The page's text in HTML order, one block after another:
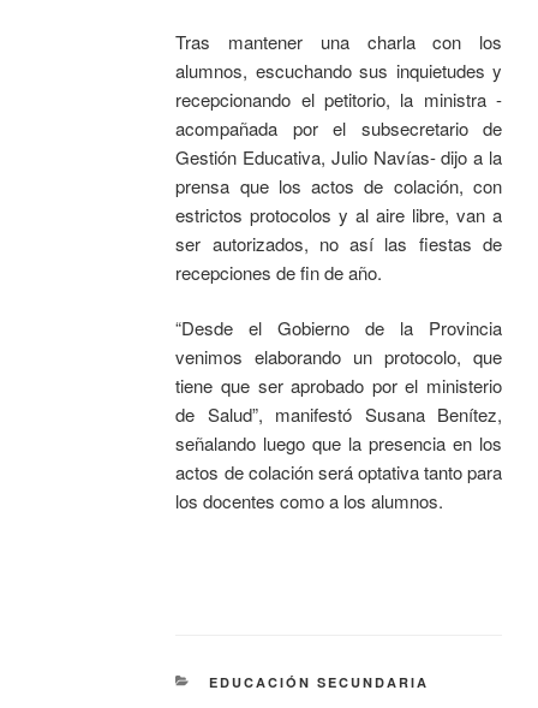
Tras mantener una charla con los
alumnos, escuchando sus inquietudes y
recepcionando el petitorio, la ministra -
acompañada por el subsecretario de
Gestión Educativa, Julio Navías- dijo a la
prensa que los actos de colación, con
estrictos protocolos y al aire libre, van a
ser autorizados, no así las fiestas de
recepciones de fin de año.
“Desde el Gobierno de la Provincia
venimos elaborando un protocolo, que
tiene que ser aprobado por el ministerio
de Salud”, manifestó Susana Benítez,
señalando luego que la presencia en los
actos de colación será optativa tanto para
los docentes como a los alumnos.
EDUCACIÓN SECUNDARIA